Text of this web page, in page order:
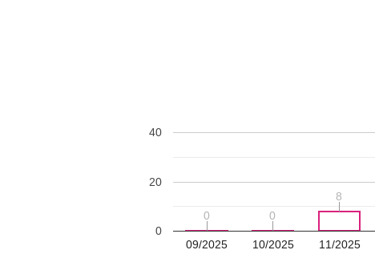
09/2025 10/2025 11/2025
0
20
40
0
0 0
0
8
8